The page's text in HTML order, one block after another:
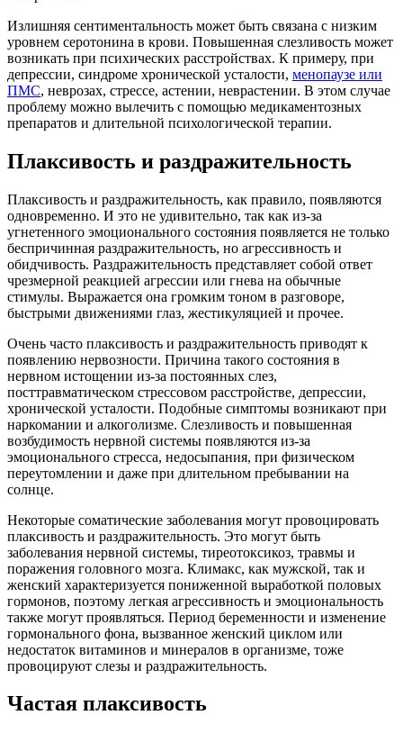
Излишняя сентиментальность может быть связана с низким
уровнем серотонина в крови. Повышенная слезливость может
возникать при психических расстройствах. К примеру, при
депрессии, синдроме хронической усталости, менопаузе или
ПМС, неврозах, стрессе, астении, неврастении. В этом случае
проблему можно вылечить с помощью медикаментозных
препаратов и длительной психологической терапии.
Плаксивость и раздражительность
Плаксивость и раздражительность, как правило, появляются
одновременно. И это не удивительно, так как из-за
угнетенного эмоционального состояния появляется не только
беспричинная раздражительность, но агрессивность и
обидчивость. Раздражительность представляет собой ответ
чрезмерной реакцией агрессии или гнева на обычные
стимулы. Выражается она громким тоном в разговоре,
быстрыми движениями глаз, жестикуляцией и прочее.
Очень часто плаксивость и раздражительность приводят к
появлению нервозности. Причина такого состояния в
нервном истощении из-за постоянных слез,
посттравматическом стрессовом расстройстве, депрессии,
хронической усталости. Подобные симптомы возникают при
наркомании и алкоголизме. Слезливость и повышенная
возбудимость нервной системы появляются из-за
эмоционального стресса, недосыпания, при физическом
переутомлении и даже при длительном пребывании на
солнце.
Некоторые соматические заболевания могут провоцировать
плаксивость и раздражительность. Это могут быть
заболевания нервной системы, тиреотоксикоз, травмы и
поражения головного мозга. Климакс, как мужской, так и
женский характеризуется пониженной выработкой половых
гормонов, поэтому легкая агрессивность и эмоциональность
также могут проявляться. Период беременности и изменение
гормонального фона, вызванное женский циклом или
недостаток витаминов и минералов в организме, тоже
провоцируют слезы и раздражительность.
Частая плаксивость